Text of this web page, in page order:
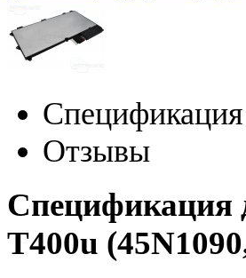
Спецификация
Отзывы
Спецификация
T400u